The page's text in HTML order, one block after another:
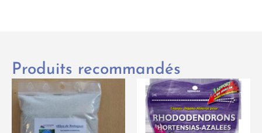
Produits recommandés